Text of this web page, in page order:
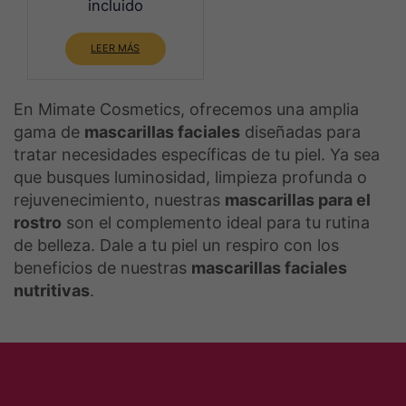
original
era:
actual
es:
incluido
LEER MÁS
En Mimate Cosmetics, ofrecemos una amplia
gama de mascarillas faciales diseñadas para
tratar necesidades específicas de tu piel. Ya sea
que busques luminosidad, limpieza profunda o
rejuvenecimiento, nuestras mascarillas para el
rostro son el complemento ideal para tu rutina
de belleza. Dale a tu piel un respiro con los
beneficios de nuestras mascarillas faciales
nutritivas.